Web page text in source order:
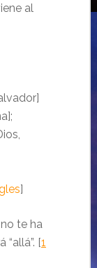
al
]
te ha
[1